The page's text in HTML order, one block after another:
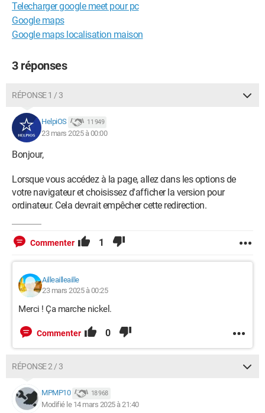
Telecharger google meet pour pc
Google maps
Google maps localisation maison
3 réponses
RÉPONSE 1 / 3
HelpiOS 11 949
23 mars 2025 à 00:00
Bonjour,
Lorsque vous accédez à la page, allez dans les options de
votre navigateur et choisissez d'afficher la version pour
ordinateur. Cela devrait empêcher cette redirection.
Commenter 1
Ailleailleaille
23 mars 2025 à 00:25
Merci ! Ça marche nickel.
Commenter 0
RÉPONSE 2 / 3
MPMP10 18 968
Modifié le 14 mars 2025 à 21:40